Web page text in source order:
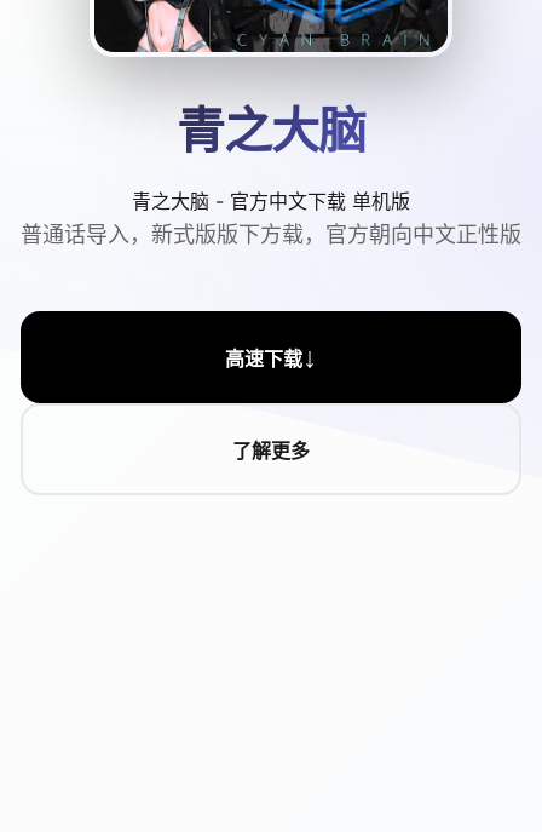
青之大脑
青之大脑 - 官方中文下载 单机版
普通话导入，新式版版下方载，官方朝向中文正性版
高速下载↓
了解更多